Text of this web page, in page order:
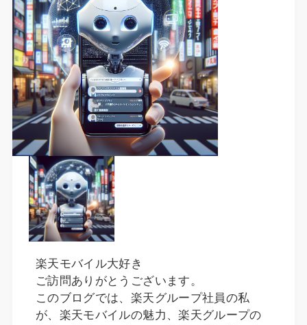
楽天モバイル大好き
ご訪問ありがとうございます。
このブログでは、楽天グループ社員の私
が、楽天モバイルの魅力、楽天グループの